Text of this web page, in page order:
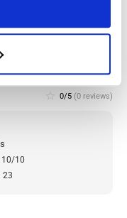
star_border 0/5 (0 reviews)
10/10
23